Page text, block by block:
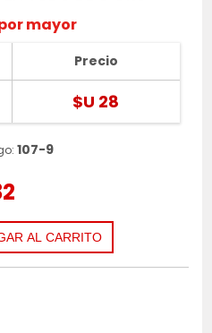
mayor
Precio
$U 28
107-9